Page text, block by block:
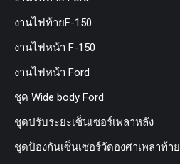
งานไฟท้ายF-150
งานไฟหน้า F-150
งานไฟหน้า Ford
ชุด Wide body Ford
ชุดปรับระยะเซ็นเซอร์เพลาหลัง
ชุดป้องกันเซ็นเซอร์วัดองศาเพลาท้าย